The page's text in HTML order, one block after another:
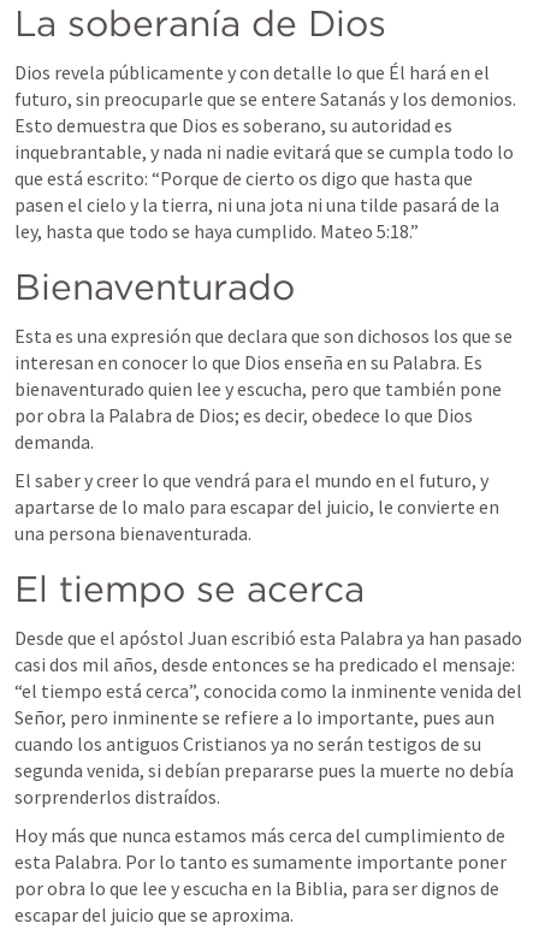
La soberanía de Dios
Dios revela públicamente y con detalle lo que Él hará en el
futuro, sin preocuparle que se entere Satanás y los demonios.
Esto demuestra que Dios es soberano, su autoridad es
inquebrantable, y nada ni nadie evitará que se cumpla todo lo
que está escrito: “Porque de cierto os digo que hasta que
pasen el cielo y la tierra, ni una jota ni una tilde pasará de la
ley, hasta que todo se haya cumplido. Mateo 5:18”
Bienaventurado
Esta es una expresión que declara que son dichosos los que se
interesan en conocer lo que Dios enseña en su Palabra. Es
bienaventurado quien lee y escucha, pero que también pone
por obra la Palabra de Dios; es decir, obedece lo que Dios
demanda.
El saber y creer lo que vendrá para el mundo en el futuro, y
apartarse de lo malo para escapar del juicio, le convierte en
una persona bienaventurada.
El tiempo se acerca
Desde que el apóstol Juan escribió esta Palabra ya han pasado
casi dos mil años, desde entonces se ha predicado el mensaje:
“el tiempo está cerca”, conocida como la inminente venida del
Señor, pero inminente se refiere a lo importante, pues aun
cuando los antiguos Cristianos ya no serán testigos de su
segunda venida, si debían prepararse pues la muerte no debía
sorprenderlos distraídos.
Hoy más que nunca estamos más cerca del cumplimiento de
esta Palabra. Por lo tanto es sumamente importante poner
por obra lo que lee y escucha en la Biblia, para ser dignos de
escapar del juicio que se aproxima.